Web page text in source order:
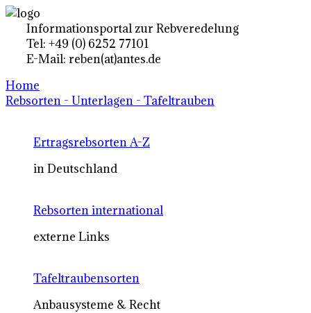
Informationsportal zur Rebveredelung
Tel: +49 (0) 6252 77101
E-Mail: reben(at)antes.de
Home
Rebsorten - Unterlagen - Tafeltrauben
Ertragsrebsorten A-Z
in Deutschland
Rebsorten international
externe Links
Tafeltraubensorten
Anbausysteme & Recht